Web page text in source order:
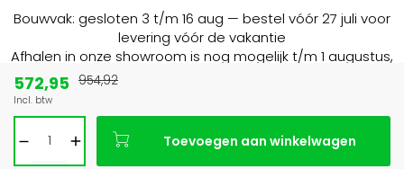
Bouwvak: gesloten 3 t/m 16 aug — bestel vóór 27 juli voor
levering vóór de vakantie
Afhalen in onze showroom is nog mogelijk t/m 1 augustus,
572,95
Incl. btw
954,92
Toevoegen aan winkelwagen